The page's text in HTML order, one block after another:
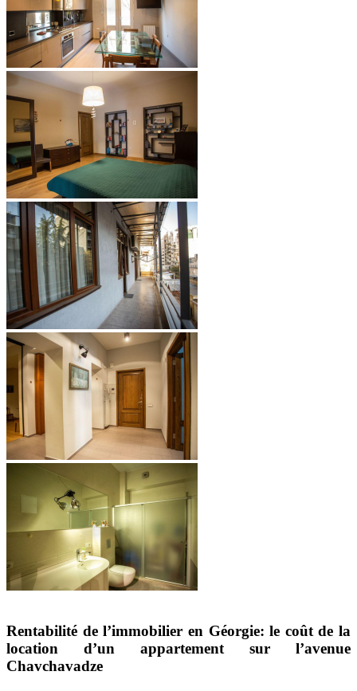
Rentabilité de l’immobilier en Géorgie: le coût de la
location d’un appartement sur l’avenue
Chavchavadze